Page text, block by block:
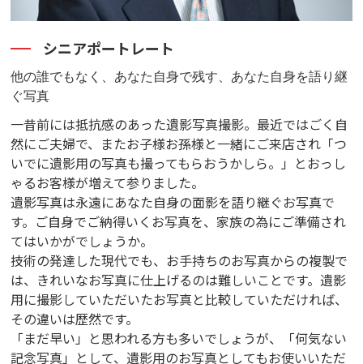
シニアポートレート
他の誰でもなく、あなた自身で残す、あなた自身を語り継
ぐ写真
一昔前には抵抗感のあった遺影写真撮影。最近ではごく自
然にご夫婦で、またお子様お孫様と一緒にご来店され「つ
いでに遺影用の写真も撮ってもらおうかしら。」とおっし
ゃるお客様が増えて参りました。
遺影写真は永遠にあなた自身の面影を語り継ぐお写真で
す。ご自身でご納得いくお写真を、家族の為にご準備され
てはいかがでしょうか。
技術の発達した現代でも、お手持ちのお写真からの複製で
は、きれいなお写真に仕上げるのは難しいことです。遺影
用に撮影していただいたお写真と比較していただければ、
その違いは歴然です。
「まだ早い」と思われる方も多いでしょうが、「何気ない
記念写真」として、遺影用のお写真としてもお使いいただ